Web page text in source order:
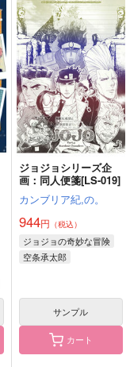
Regulus
g-rough
330円（税込）
花京院典明×空条承太郎
サンプル
作品詳細
空条承太郎氏を攻略す
るにあたっての諸問題
ジョジョシリーズ企
画：同人便箋[LS-019]
カンブリア紀,の。
944円 （税込）
ジョジョの奇妙な冒険
空条承太郎
サンプル
カート